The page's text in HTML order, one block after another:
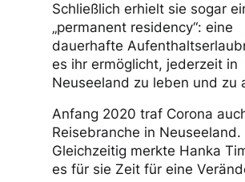
Schließlich erhielt sie sogar
„permanent residency“: eine
dauerhafte
es ihr ermöglicht, jederzeit in
Neuseeland zu leben und zu
Anfang 2020 traf Corona
Reisebranche in Neuseeland.
Gleichzeitig merkte Hanka
es für sie Zeit für eine